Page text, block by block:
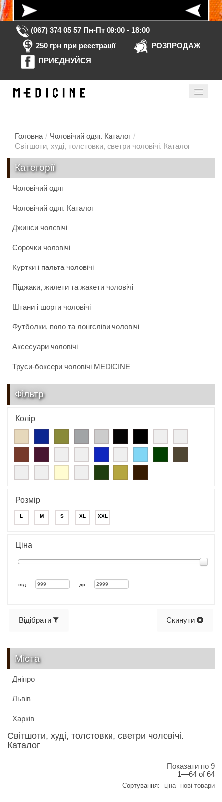
(067) 374 05 57 Пн-Пт 09:00 - 18:00
250 грн при реєстрації
РОЗПРОДАЖ
ПРИЄДНУЙСЯ
Головна
Каталог
Контакти
Головна / Чоловічий одяг. Каталог /
Світшоти, худі, толстовки, светри чоловічі. Каталог
Категорії
Чоловічий одяг
Чоловічий одяг. Каталог
Джинси чоловічі
Сорочки чоловічі
Куртки і пальта чоловічі
Піджаки, жилети та жакети чоловічі
Штани і шорти чоловічі
Футболки, поло та лонгсліви чоловічі
Аксесуари чоловічі
Труси-боксери чоловічі MEDICINE
Фільтр
Колір
Розмір
L M S XL XXL
Ціна
від до
Відібрати Скинути
Міста
Дніпро
Львів
Харків
Світшоти, худі, толстовки, светри чоловічі.
Каталог
Показати по 9
1—64 of 64
Сортування: ціна нові товари